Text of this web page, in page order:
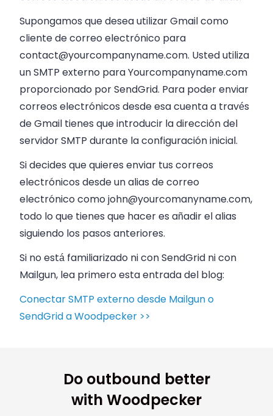
Supongamos que desea utilizar Gmail como
cliente de correo electrónico para
contact@yourcompanyname.com. Usted utiliza
un SMTP externo para Yourcompanyname.com
proporcionado por SendGrid. Para poder enviar
correos electrónicos desde esa cuenta a través
de Gmail tienes que introducir la dirección del
servidor SMTP durante la configuración inicial.
Si decides que quieres enviar tus correos
electrónicos desde un alias de correo
electrónico comojohn@yourcomanyname.com,
todo lo que tienes que hacer es añadir el alias
siguiendo los pasos anteriores.
Si no está familiarizado ni con SendGrid ni con
Mailgun, lea primero esta entrada del blog:
Conectar SMTP externo desde Mailgun o
SendGrid a Woodpecker >>
Do outbound better
with Woodpecker